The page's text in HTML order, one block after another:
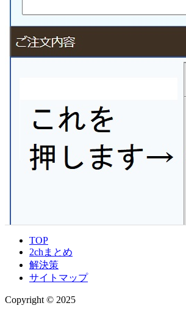
TOP
2chまとめ
解決策
サイトマップ
Copyright © 2025